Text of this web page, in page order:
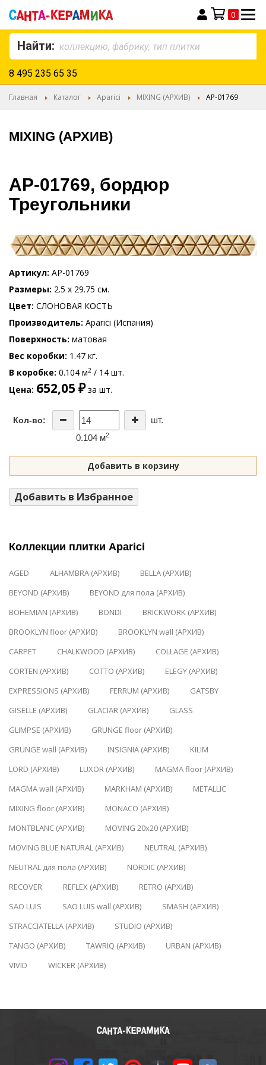
Моя корзина
0
Найти:
8 495 235 65 35
Главная Каталог Aparici MIXING (АРХИВ) AP-01769
MIXING (АРХИВ)
AP-01769, бордюр
Треугольники
Артикул AP-01769
Размеры 2.5 x 29.75 см.
Цвет СЛОНОВАЯ КОСТЬ
Производитель Aparici (Испания)
Поверхность матовая
Вес коробки 1.47 кг.
В коробке 0.104 м2 / 14 шт.
Цена 652,05 ₽за шт.
Кол-во:
шт.
0.104 м2
Добавить в корзину
Добавить в Избранное
Коллекции плитки Aparici
AGED ALHAMBRA (АРХИВ)
BELLA (АРХИВ)
BEYOND (АРХИВ)
BEYOND для пола (АРХИВ)
BOHEMIAN (АРХИВ)
BONDI
BRICKWORK (АРХИВ)
BROOKLYN floor (АРХИВ)
BROOKLYN wall (АРХИВ)
CARPET
CHALKWOOD (АРХИВ)
COLLAGE (АРХИВ)
CORTEN (АРХИВ)
COTTO (АРХИВ)
ELEGY (АРХИВ)
EXPRESSIONS (АРХИВ)
FERRUM (АРХИВ)
GATSBY
GISELLE (АРХИВ)
GLACIAR (АРХИВ)
GLASS
GLIMPSE (АРХИВ)
GRUNGE floor (АРХИВ)
GRUNGE wall (АРХИВ)
INSIGNIA (АРХИВ)
KILIM
LORD (АРХИВ)
LUXOR (АРХИВ)
MAGMA floor (АРХИВ)
MAGMA wall (АРХИВ)
MARKHAM (АРХИВ)
METALLIC
MIXING floor (АРХИВ)
MONACO (АРХИВ)
MONTBLANC (АРХИВ)
MOVING 20x20 (АРХИВ)
MOVING BLUE NATURAL (АРХИВ)
NEUTRAL (АРХИВ)
NEUTRAL для пола (АРХИВ)
NORDIC (АРХИВ)
RECOVER
REFLEX (АРХИВ)
RETRO (АРХИВ)
SAO LUIS
SAO LUIS wall (АРХИВ)
SMASH (АРХИВ)
STRACCIATELLA (АРХИВ)
STUDIO (АРХИВ)
TANGO (АРХИВ)
TAWRIQ (АРХИВ)
URBAN (АРХИВ)
VIVID
WICKER (АРХИВ)